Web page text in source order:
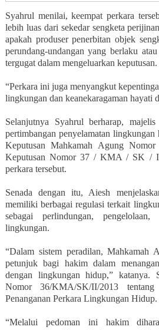
Syahrul menilai, keempat perkara
lebih luas dari sekedar sengketa
apakah produser penerbitan objek
perundang-undangan yang berlaku
tergugat dalam mengeluarkan keputusan.
“Perkara ini juga menyangkut
lingkungan dan keanekaragaman hayati
Selanjutnya Syahrul berharap,
pertimbangan penyelamatan
Keputusan Mahkamah Agung
Keputusan Nomor 37 / KMA / SK /
perkara tersebut.
Senada dengan itu, Aiesh
memiliki berbagai regulasi terkait
sebagai perlindungan,
lingkungan.
“Dalam sistem peradilan, Mahkamah
petunjuk bagi hakim dalam
dengan lingkungan hidup,” katanya.
Nomor 36/KMA/SK/II/2013 tentang
Penanganan Perkara Lingkungan Hidup.
“Melalui pedoman ini hakim